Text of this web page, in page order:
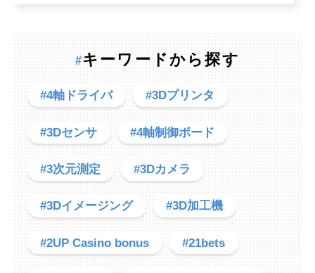
#キーワードから探す
#4軸ドライバ #3Dプリンタ
#3Dセンサ #4軸制御ボード
#3次元測定 #3Dカメラ
#3Dイメージング #3D加工機
#2UP Casino bonus #21bets